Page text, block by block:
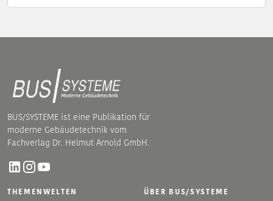
BUS/SYSTEME ist eine Publikation für
moderne Gebäudetechnik vom
Fachverlag Dr. Helmut Arnold GmbH.
THEMENWELTEN ÜBER BUS/SYSTEME